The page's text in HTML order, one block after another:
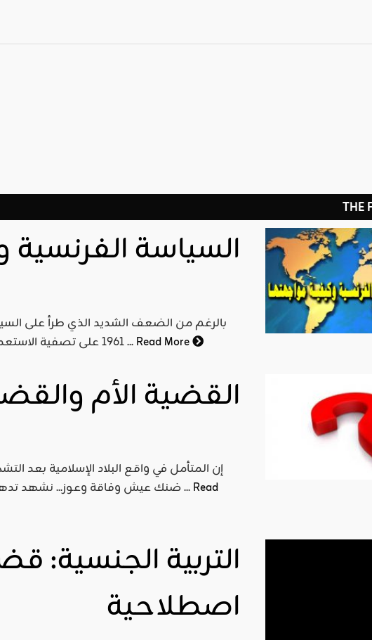
THE
السياسة
بالرغم من الضعف الشديد الذي طرأ على
1961 على تصفية الاستعمار القديم في اسيا وافريقيا، والمتمثل في انجلترا ...Read More
القضية الأم
ضنك عيش وفاقة وعوز... نشهد تدهورا على كل المستويات: الاجتماعي والاقتصادي ...Read
التربية الجنسية:
اصطلاحية